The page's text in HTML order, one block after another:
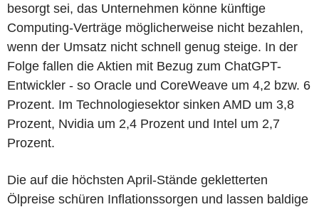
besorgt sei, das Unternehmen könne künftige
Computing-Verträge möglicherweise nicht bezahlen,
wenn der Umsatz nicht schnell genug steige. In der
Folge fallen die Aktien mit Bezug zum ChatGPT-
Entwickler - so Oracle und CoreWeave um 4,2 bzw. 6
Prozent. Im Technologiesektor sinken AMD um 3,8
Prozent, Nvidia um 2,4 Prozent und Intel um 2,7
Prozent.
Die auf die höchsten April-Stände gekletterten
Ölpreise schüren Inflationssorgen und lassen baldige